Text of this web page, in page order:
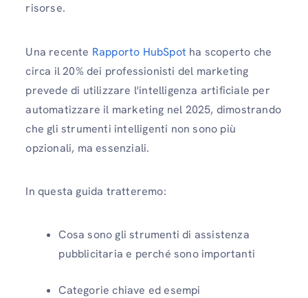
risorse.
Una recente Rapporto HubSpot ha scoperto che
circa il 20% dei professionisti del marketing
prevede di utilizzare l'intelligenza artificiale per
automatizzare il marketing nel 2025, dimostrando
che gli strumenti intelligenti non sono più
opzionali, ma essenziali.
In questa guida tratteremo:
Cosa sono gli strumenti di assistenza
pubblicitaria e perché sono importanti
Categorie chiave ed esempi